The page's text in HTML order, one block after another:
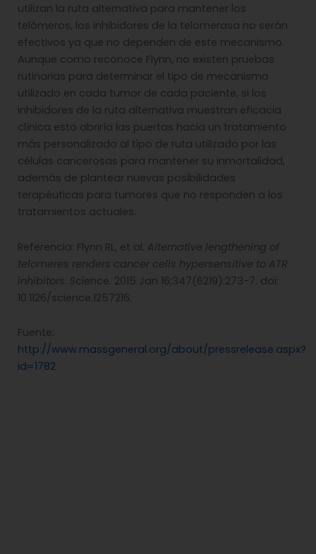
utilizan la ruta alternativa para mantener los
telómeros, los inhibidores de la telomerasa no serán
efectivos ya que no dependen de este mecanismo.
Aunque como reconoce Flynn, no existen pruebas
rutinarias para determinar el tipo de mecanismo
utilizado en cada tumor de cada paciente, si los
inhibidores de la ruta alternativa muestran eficacia
clínica esto abriría las puertas hacia un tratamiento
más personalizado al tipo de ruta utilizado por las
células cancerosas para mantener su inmortalidad,
además de plantear nuevas posibilidades
terapéuticas para tumores que no responden a los
tratamientos actuales.
Referencia: Flynn RL, et al. Alternative lengthening of
telomeres renders cancer cells hypersensitive to ATR
inhibitors. Science. 2015 Jan 16;347(6219):273-7. doi:
10.1126/science.1257216.
Fuente:
http://www.massgeneral.org/about/pressrelease.aspx?
id=1782